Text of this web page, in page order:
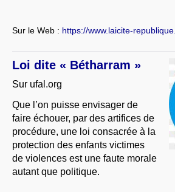
Sur le Web : https://www.laicite-
Loi dite « Bétharram »
Sur ufal.org
Que l’on puisse envisager de
faire échouer, par des artifices de
procédure, une loi consacrée à la
protection des enfants victimes
de violences est une faute morale
autant que politique.